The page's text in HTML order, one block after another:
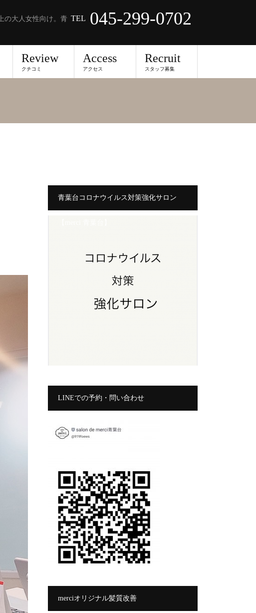
の大人女性向け。青 TEL 045-299-0702
Review
クチコミ
Access
アクセス
Recruit
スタッフ募集
青葉台コロナウイルス対策強化サロン
LINEでの予約・問い合わせ
merciオリジナル髪質改善